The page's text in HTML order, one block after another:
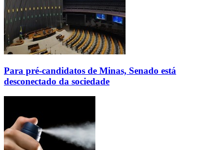
Para pré-candidatos de Minas, Senado está
desconectado da sociedade